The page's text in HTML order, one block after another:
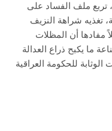
تربع ملف الفساد على
تغذيه شراهة النزيف
مفادها أن المظلات
ما يكبح ذراع العدالة
الوثابة للحكومة العراقية